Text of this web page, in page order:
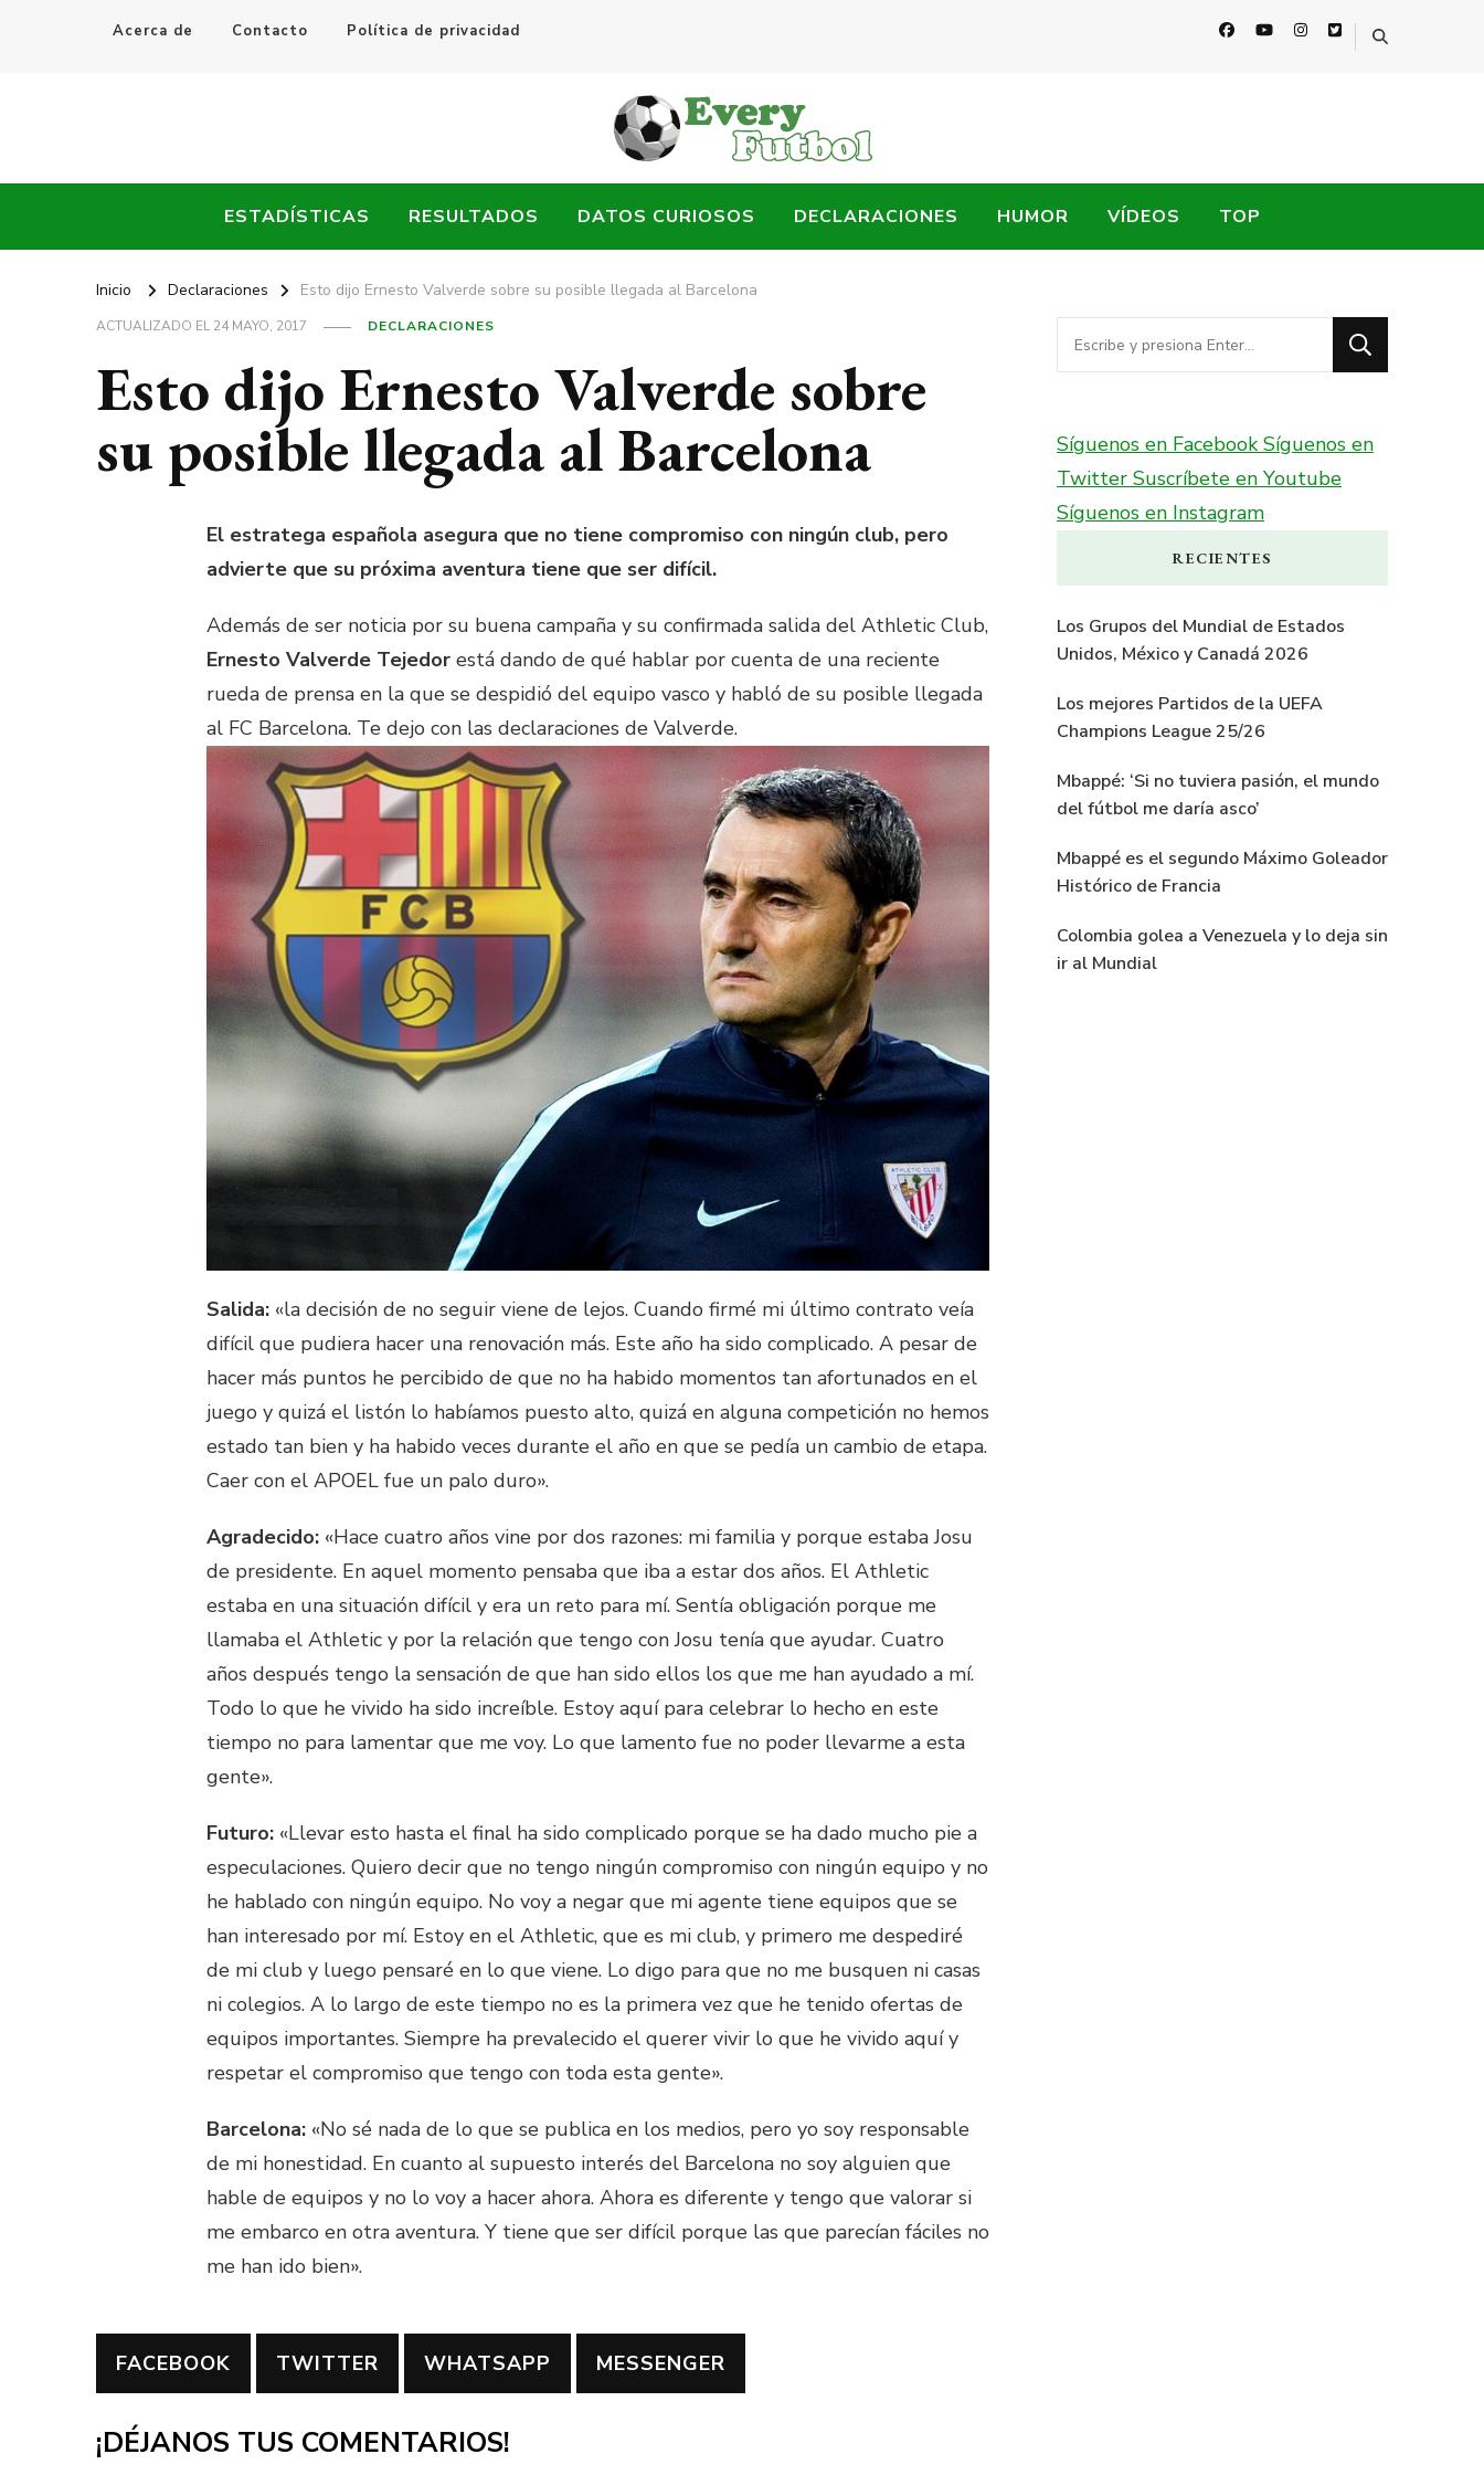
Acerca de Contacto Política de privacidad
Every Fútbol
ESTADÍSTICAS RESULTADOS DATOS CURIOSOS DECLARACIONES HUMOR VÍDEOS TOP
Inicio Declaraciones Esto dijo Ernesto Valverde sobre su posible llegada al Barcelona
ACTUALIZADO EL24 MAYO, 2017 DECLARACIONES
Esto dijo Ernesto Valverde sobre
su posible llegada al Barcelona
El estratega española asegura que no tiene compromiso con ningún club, pero
advierte que su próxima aventura tiene que ser difícil.
Además de ser noticia por su buena campaña y su confirmada salida del Athletic Club,
Ernesto Valverde Tejedor está dando de qué hablar por cuenta de una reciente
rueda de prensa en la que se despidió del equipo vasco y habló de su posible llegada
al FC Barcelona. Te dejo con las declaraciones de Valverde.
Salida: «la decisión de no seguir viene de lejos. Cuando firmé mi último contrato veía
difícil que pudiera hacer una renovación más. Este año ha sido complicado. A pesar de
hacer más puntos he percibido de que no ha habido momentos tan afortunados en el
juego y quizá el listón lo habíamos puesto alto, quizá en alguna competición no hemos
estado tan bien y ha habido veces durante el año en que se pedía un cambio de etapa.
Caer con el APOEL fue un palo duro».
Agradecido: «Hace cuatro años vine por dos razones: mi familia y porque estaba Josu
de presidente. En aquel momento pensaba que iba a estar dos años. El Athletic
estaba en una situación difícil y era un reto para mí. Sentía obligación porque me
llamaba el Athletic y por la relación que tengo con Josu tenía que ayudar. Cuatro
años después tengo la sensación de que han sido ellos los que me han ayudado a mí.
Todo lo que he vivido ha sido increíble. Estoy aquí para celebrar lo hecho en este
tiempo no para lamentar que me voy. Lo que lamento fue no poder llevarme a esta
gente».
Futuro: «Llevar esto hasta el final ha sido complicado porque se ha dado mucho pie a
especulaciones. Quiero decir que no tengo ningún compromiso con ningún equipo y no
he hablado con ningún equipo. No voy a negar que mi agente tiene equipos que se
han interesado por mí. Estoy en el Athletic, que es mi club, y primero me despediré
de mi club y luego pensaré en lo que viene. Lo digo para que no me busquen ni casas
ni colegios. A lo largo de este tiempo no es la primera vez que he tenido ofertas de
equipos importantes. Siempre ha prevalecido el querer vivir lo que he vivido aquí y
respetar el compromiso que tengo con toda esta gente».
Barcelona: «No sé nada de lo que se publica en los medios, pero yo soy responsable
de mi honestidad. En cuanto al supuesto interés del Barcelona no soy alguien que
hable de equipos y no lo voy a hacer ahora. Ahora es diferente y tengo que valorar si
me embarco en otra aventura. Y tiene que ser difícil porque las que parecían fáciles no
me han ido bien».
FACEBOOK TWITTER WHATSAPP MESSENGER
¡DÉJANOS TUS COMENTARIOS!
¿Buscas
algo?
Síguenos en FacebookSíguenos en
Twitter Suscríbete en Youtube
Síguenos en Instagram
RECIENTES
Los Grupos del Mundial de Estados
Unidos, México y Canadá 2026
Los mejores Partidos de la UEFA
Champions League 25/26
Mbappé: ‘Si no tuviera pasión, el mundo
del fútbol me daría asco’
Mbappé es el segundo Máximo Goleador
Histórico de Francia
Colombia golea a Venezuela y lo deja sin
ir al Mundial